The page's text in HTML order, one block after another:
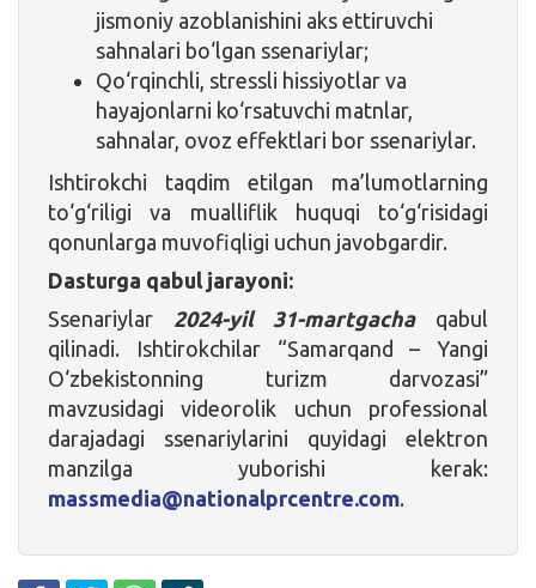
jismoniy azoblanishini aks ettiruvchi
sahnalari bo‘lgan ssenariylar;
Qo‘rqinchli, stressli hissiyotlar va
hayajonlarni ko‘rsatuvchi matnlar,
sahnalar, ovoz effektlari bor ssenariylar.
Ishtirokchi taqdim etilgan ma’lumotlarning
to‘g‘riligi va mualliflik huquqi to‘g‘risidagi
qonunlarga muvofiqligi uchun javobgardir.
Dasturga qabul jarayoni:
Ssenariylar 2024-yil 31-martgachaqabul
qilinadi. Ishtirokchilar “Samarqand – Yangi
O‘zbekistonning turizm darvozasi”
mavzusidagi videorolik uchun professional
darajadagi ssenariylarini quyidagi elektron
manzilga yuborishi kerak:
massmedia@nationalprcentre.com.